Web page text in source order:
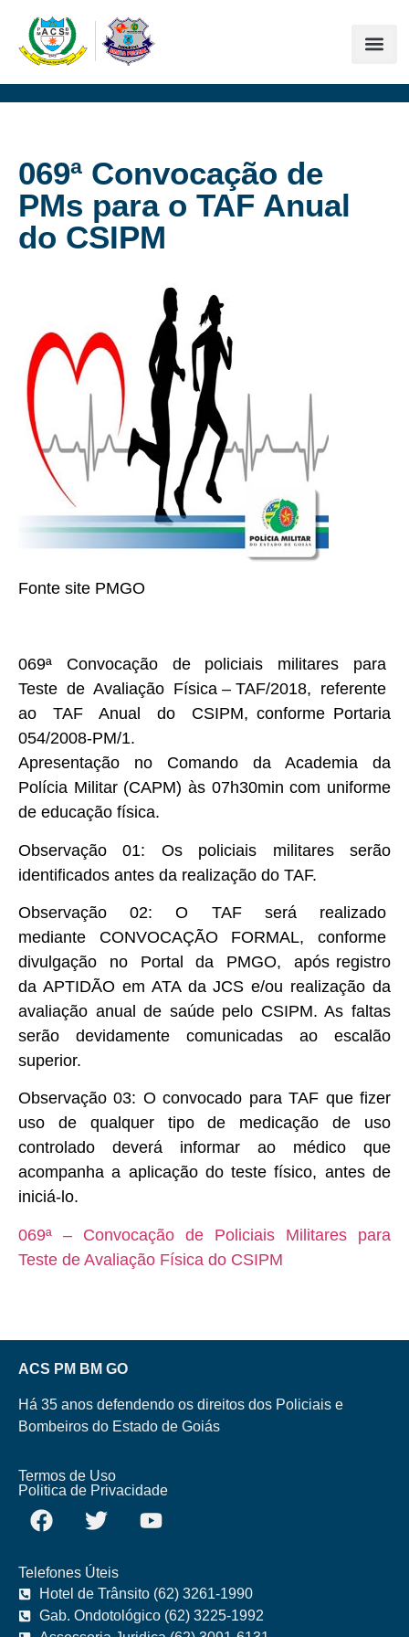
069ª Convocação de
PMs para o TAF Anual
do CSIPM
Fonte site PMGO
069ª Convocação de policiais militares para
Teste de Avaliação Física – TAF/2018, referente
ao TAF Anual do CSIPM, conforme Portaria
054/2008-PM/1.
Apresentação no Comando da Academia da
Polícia Militar (CAPM) às 07h30min com uniforme
de educação física.
Observação 01: Os policiais militares serão
identificados antes da realização do TAF.
Observação 02: O TAF será realizado
mediante CONVOCAÇÃO FORMAL, conforme
divulgação no Portal da PMGO, após registro
da APTIDÃO em ATA da JCS e/ou realização da
avaliação anual de saúde pelo CSIPM. As faltas
serão devidamente comunicadas ao escalão
superior.
Observação 03: O convocado para TAF que fizer
uso de qualquer tipo de medicação de uso
controlado deverá informar ao médico que
acompanha a aplicação do teste físico, antes de
iniciá-lo.
069ª – Convocação de Policiais Militares para
Teste de Avaliação Física do CSIPM
ACS PM BM GO
Há 35 anos defendendo os direitos dos Policiais e
Bombeiros do Estado de Goiás
Termos de Uso
Politica de Privacidade
Telefones Úteis
Hotel de Trânsito (62) 3261-1990
Gab. Ondotológico (62) 3225-1992